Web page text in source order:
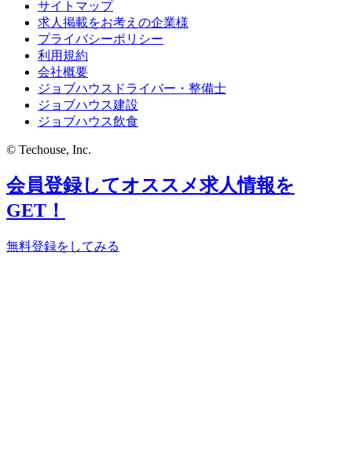
サイトマップ
求人掲載をお考えの企業様
プライバシーポリシー
利用規約
会社概要
ジョブハウスドライバー・整備士
ジョブハウス建設
ジョブハウス飲食
© Techouse, Inc.
会員登録してオススメ求人情報を
GET！
無料登録をしてみる